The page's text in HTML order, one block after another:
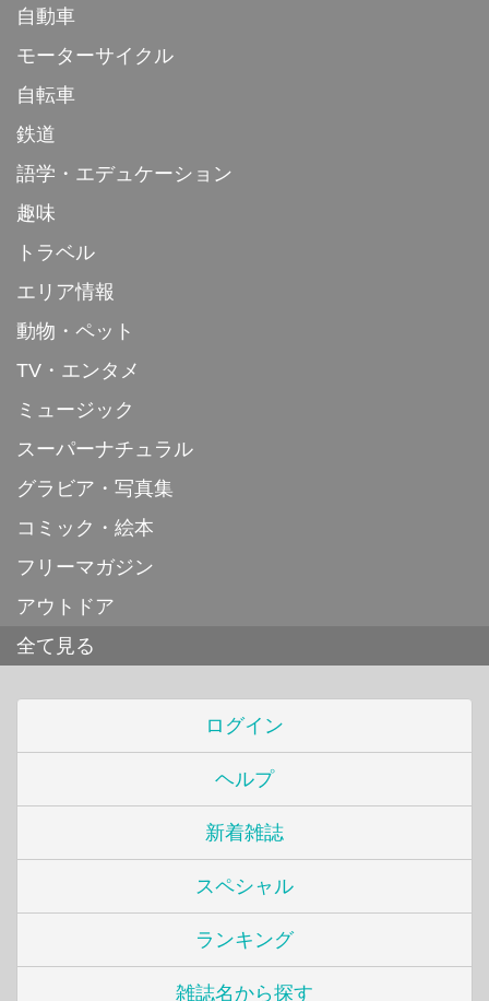
自動車
モーターサイクル
自転車
鉄道
語学・エデュケーション
趣味
トラベル
エリア情報
動物・ペット
TV・エンタメ
ミュージック
スーパーナチュラル
グラビア・写真集
コミック・絵本
フリーマガジン
アウトドア
全て見る
ログイン
ヘルプ
新着雑誌
スペシャル
ランキング
雑誌名から探す